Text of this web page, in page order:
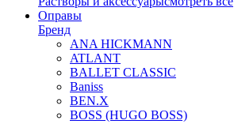
Оправы
Бренд
ANA HICKMANN
ATLANT
BALLET CLASSIC
Baniss
BEN.X
BOSS (HUGO BOSS)